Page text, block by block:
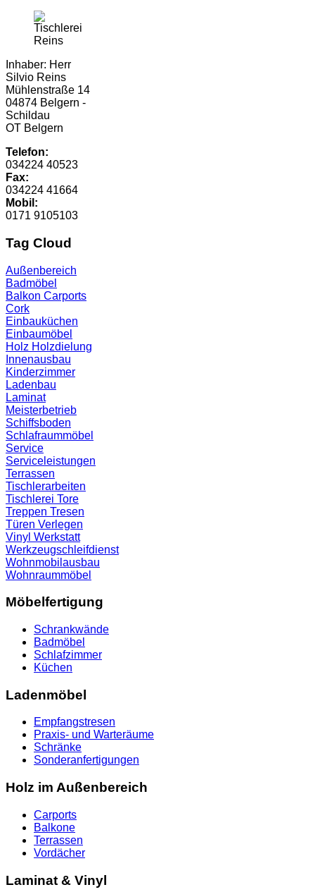
Inhaber: Herr
Silvio Reins
Mühlenstraße 14
04874 Belgern -
Schildau
OT Belgern
Telefon:
034224 40523
Fax:
034224 41664
Mobil:
0171 9105103
Tag Cloud
Außenbereich
Badmöbel
Balkon Carports
Cork
Einbauküchen
Einbaumöbel
Holz Holzdielung
Innenausbau
Kinderzimmer
Ladenbau
Laminat
Meisterbetrieb
Schiffsboden
Schlafraummöbel
Service
Serviceleistungen
Terrassen
Tischlerarbeiten
Tischlerei Tore
Treppen Tresen
Türen Verlegen
Vinyl Werkstatt
Werkzeugschleifdienst
Wohnmobilausbau
Wohnraummöbel
Möbelfertigung
Schrankwände
Badmöbel
Schlafzimmer
Küchen
Ladenmöbel
Empfangstresen
Praxis- und Warteräume
Schränke
Sonderanfertigungen
Holz im Außenbereich
Carports
Balkone
Terrassen
Vordächer
Laminat & Vinyl